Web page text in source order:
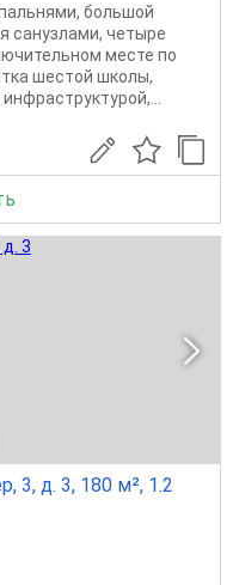
большой
санузлами, четыре
месте по
шестой школы,
д. 3, 180 м², 1.2